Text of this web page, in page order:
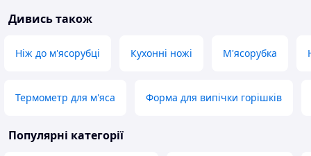
Дивись також
Ніж до м'ясорубці Кухонні ножі М'ясорубка
Термометр для м'яса Форма для випічки горішків
Популярні категорії